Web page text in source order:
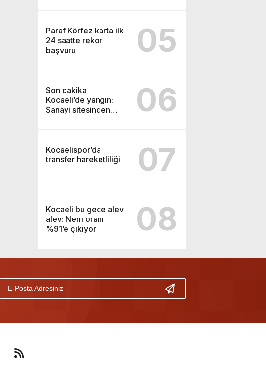
Paraf Körfez karta ilk
24 saatte rekor
başvuru
05
Son dakika
Kocaeli’de yangın:
Sanayi sitesinden
06
Kocaelispor’da
transfer hareketliliği
07
Kocaeli bu gece alev
alev: Nem oranı
%91’e çıkıyor
08